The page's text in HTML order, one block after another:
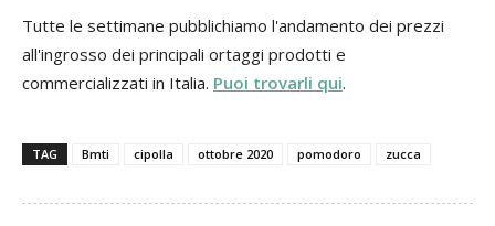
Tutte le settimane pubblichiamo l'andamento dei prezzi
all'ingrosso dei principali ortaggi prodotti e
commercializzati in Italia. Puoi trovarli qui.
TAG Bmti cipolla ottobre 2020 pomodoro zucca